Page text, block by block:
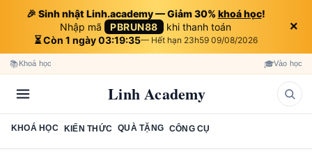
🎉 Sinh nhật Linh.academy — Giảm 30% khoá học!
Nhập mã PBRUN88 khi thanh toán
⏳ Còn 1 ngày 03:19:34— Hết hạn 23h59 09/08/2026
×
📚Khoá học 🎓Vào học
Linh Academy
KHOÁ HỌC KIẾN THỨC QUÀ TẶNG CÔNG CỤ